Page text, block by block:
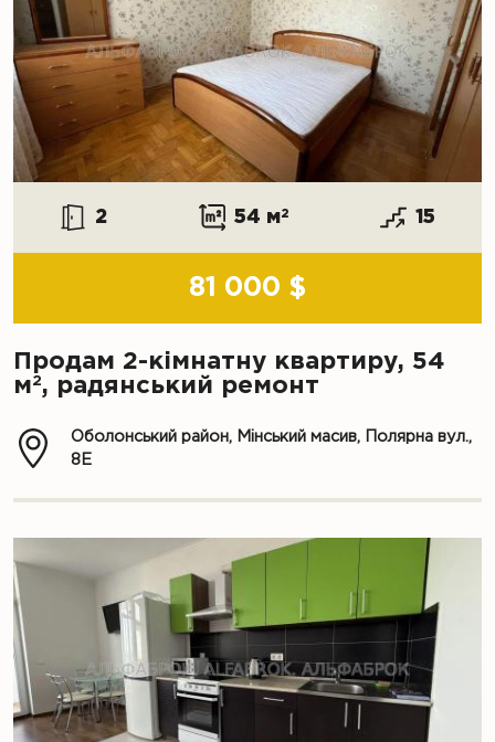
2 54 м2 15
81 000 $
Продам 2-кімнатну квартиру, 54
м2, радянський ремонт
Оболонський район, Мінський масив, Полярна вул.,
8Е